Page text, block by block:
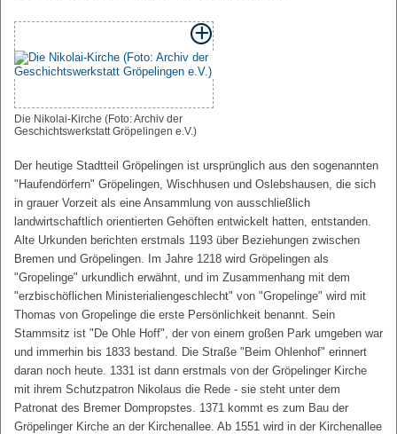
Die Nikolai-Kirche (Foto: Archiv der
Geschichtswerkstatt Gröpelingen e.V.)
Der heutige Stadtteil Gröpelingen ist ursprünglich aus den sogenannten
"Haufendörfern" Gröpelingen, Wischhusen und Oslebshausen, die sich
in grauer Vorzeit als eine Ansammlung von ausschließlich
landwirtschaftlich orientierten Gehöften entwickelt hatten, entstanden.
Alte Urkunden berichten erstmals 1193 über Beziehungen zwischen
Bremen und Gröpelingen. Im Jahre 1218 wird Gröpelingen als
"Gropelinge" urkundlich erwähnt, und im Zusammenhang mit dem
"erzbischöflichen Ministerialiengeschlecht" von "Gropelinge" wird mit
Thomas von Gropelinge die erste Persönlichkeit benannt. Sein
Stammsitz ist "De Ohle Hoff", der von einem großen Park umgeben war
und immerhin bis 1833 bestand. Die Straße "Beim Ohlenhof" erinnert
daran noch heute. 1331 ist dann erstmals von der Gröpelinger Kirche
mit ihrem Schutzpatron Nikolaus die Rede - sie steht unter dem
Patronat des Bremer Dompropstes. 1371 kommt es zum Bau der
Gröpelinger Kirche an der Kirchenallee. Ab 1551 wird in der Kirchenallee